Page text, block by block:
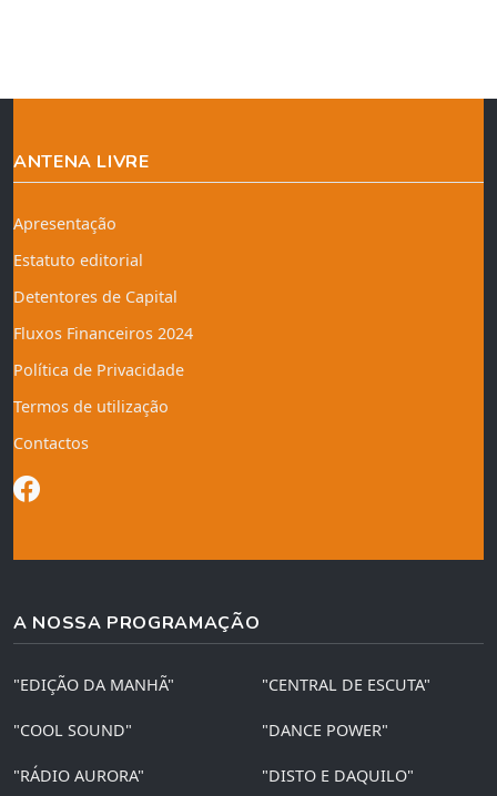
ANTENA LIVRE
Apresentação
Estatuto editorial
Detentores de Capital
Fluxos Financeiros 2024
Política de Privacidade
Termos de utilização
Contactos
A NOSSA PROGRAMAÇÃO
"EDIÇÃO DA MANHÃ" "CENTRAL DE ESCUTA"
"COOL SOUND" "DANCE POWER"
"RÁDIO AURORA" "DISTO E DAQUILO"